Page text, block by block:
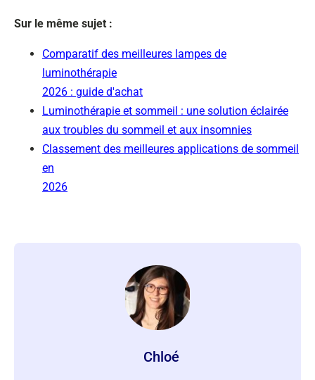
Sur le même sujet :
Comparatif des meilleures lampes de
luminothérapie
2026 : guide d'achat
Luminothérapie et sommeil : une solution éclairée
aux troubles du sommeil et aux insomnies
Classement des meilleures applications de sommeil
en
2026
Chloé